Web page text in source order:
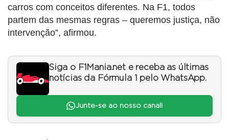
carros com conceitos diferentes. Na F1, todos
partem das mesmas regras – queremos justiça, não
intervenção”, afirmou.
Siga o F1Mania.net e receba as últimas
notícias da Fórmula 1 pelo WhatsApp.
Junte-se ao nosso canal!